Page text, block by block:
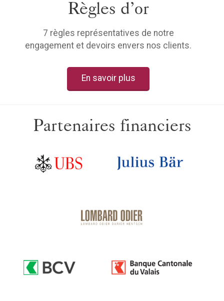
Règles d’or
7 règles représentatives de notre
engagement et devoirs envers nos clients.
En savoir plus
Partenaires financiers